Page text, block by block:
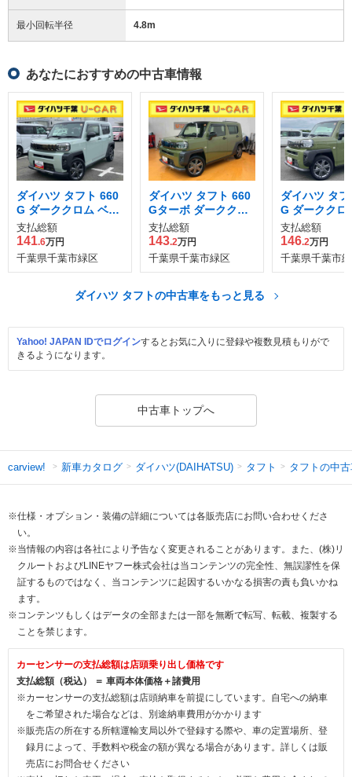
最小回転半径 4.8m
あなたにおすすめの中古車情報
ダイハツ タフト 660
G ダーククロム ベン
チャー
支払総額
141.6万円
千葉県千葉市緑区
ダイハツ タフト 660
Gターボ ダーククロ
ム ベンチャー
支払総額
143.2万円
千葉県千葉市緑区
ダイハツ タ
G ダーククロ
チャー
支払総額
146.2万円
千葉県千葉市
ダイハツ タフトの中古車をもっと見る
Yahoo! JAPAN IDでログインするとお気に入りに登録や複数見積もりがで
きるようになります。
中古車トップへ
carview! 新車カタログ ダイハツ(DAIHATSU) タフト タフトの中
※仕様・オプション・装備の詳細については各販売店にお問い合わせくださ
い。
※当情報の内容は各社により予告なく変更されることがあります。また、(株)リ
クルートおよびLINEヤフー株式会社は当コンテンツの完全性、無誤謬性を保
証するものではなく、当コンテンツに起因するいかなる損害の責も負いかね
ます。
※コンテンツもしくはデータの全部または一部を無断で転写、転載、複製する
ことを禁じます。
カーセンサーの支払総額は店頭乗り出し価格です
支払総額（税込） ＝ 車両本体価格＋諸費用
※カーセンサーの支払総額は店頭納車を前提にしています。自宅への納車
をご希望された場合などは、別途納車費用がかかります
※販売店の所在する所轄運輸支局以外で登録する際や、車の定置場所、登
録月によって、手数料や税金の額が異なる場合があります。詳しくは販
売店にお問合せください